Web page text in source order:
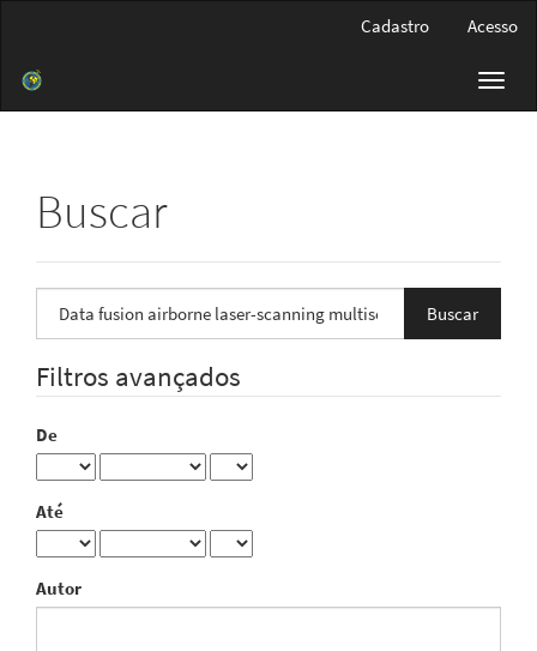
Barra
Cadastro Acesso
Buscar
termo
Filtros avançados
De
Até
Autor